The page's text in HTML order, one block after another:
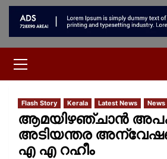
Flash Story Kerala Latest News News
ആമയിഴഞ്ചാന്‍
അടിയന്തര
എ എ റഹീം